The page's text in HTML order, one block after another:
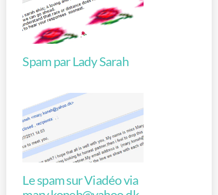
Spam par Lady Sarah
Le spam sur Viadéo via